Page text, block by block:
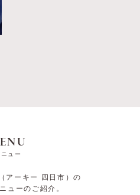
ニュー
ーキー 四日市）の
ューのご紹介。